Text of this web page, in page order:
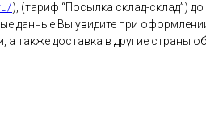
), (тариф “Посылка склад-склад”)
данные Вы увидите при
доставка в другие страны